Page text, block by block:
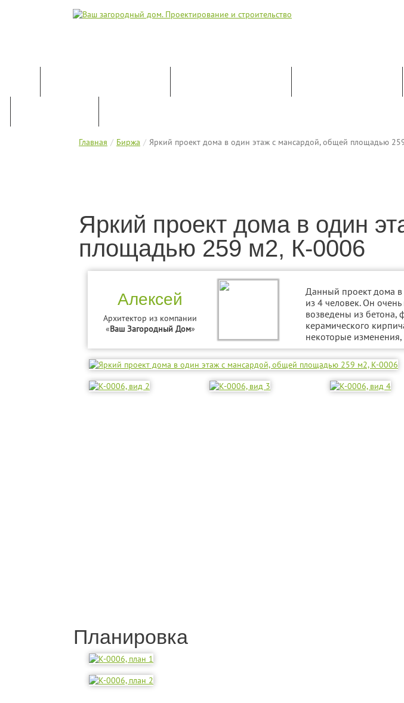
Главная Биржа Яркий проект дома в один этаж с мансардой, общей площадью
Яркий проект дома в один
площадью 259 м2, К-0006
Алексей
Данный проект дома
из 4 человек. Он
возведены из бетона,
керамического
некоторые
Архитектор из компании
«Ваш Загородный Дом»
Планировка